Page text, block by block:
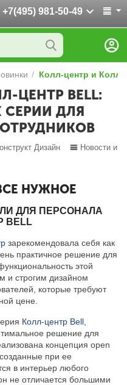
+7(495) 981-50-49
/ Колл-центр и
ЦЕНТР BELL:
ДЛЯ
Дизайн
Новости и
НУЖНОЕ
ДЛЯ ПЕРСОНАЛА
BELL
зарекомендовала себя как
практичное решение для
этой
и строгим дизайном
которые требуют
цене.
Колл-центр Bell
решение для
концепция open
при ее
в интерьер любого
не отличается большими